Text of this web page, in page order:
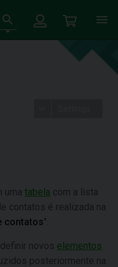
uma tabela com a lista
contatos é realizada na
contatos".
novos elementos
posteriormente na